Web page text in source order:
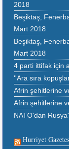
2018
Beşiktaş,
Mart 2018
Beşiktaş,
Mart 2018
4 parti ittifak için
''Ara sıra
Afrin şehitlerine
Afrin şehitlerine
NATO'dan
Hurriyet